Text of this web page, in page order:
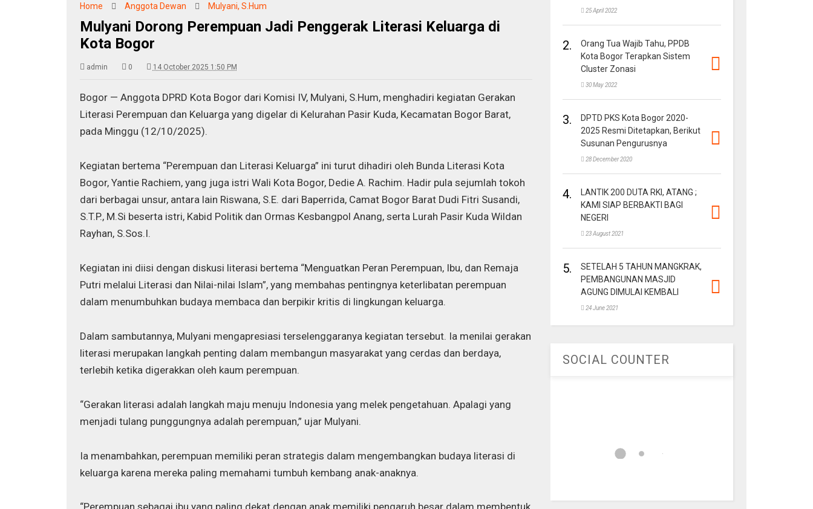
Home Anggota Dewan Mulyani, S.Hum
Mulyani Dorong Perempuan Jadi Penggerak Literasi Keluarga di
Kota Bogor
admin 0 14 October 2025 1:50 PM
Bogor — Anggota DPRD Kota Bogor dari Komisi IV, Mulyani, S.Hum, menghadiri kegiatan Gerakan
Literasi Perempuan dan Keluarga yang digelar di Kelurahan Pasir Kuda, Kecamatan Bogor Barat,
pada Minggu (12/10/2025).
Kegiatan bertema “Perempuan dan Literasi Keluarga” ini turut dihadiri oleh Bunda Literasi Kota
Bogor, Yantie Rachiem, yang juga istri Wali Kota Bogor, Dedie A. Rachim. Hadir pula sejumlah tokoh
dari berbagai unsur, antara lain Riswana, S.E. dari Baperrida, Camat Bogor Barat Dudi Fitri Susandi,
S.T.P., M.Si beserta istri, Kabid Politik dan Ormas Kesbangpol Anang, serta Lurah Pasir Kuda Wildan
Rayhan, S.Sos.I.
Kegiatan ini diisi dengan diskusi literasi bertema “Menguatkan Peran Perempuan, Ibu, dan Remaja
Putri melalui Literasi dan Nilai-nilai Islam”, yang membahas pentingnya keterlibatan perempuan
dalam menumbuhkan budaya membaca dan berpikir kritis di lingkungan keluarga.
Dalam sambutannya, Mulyani mengapresiasi terselenggaranya kegiatan tersebut. Ia menilai gerakan
literasi merupakan langkah penting dalam membangun masyarakat yang cerdas dan berdaya,
terlebih ketika digerakkan oleh kaum perempuan.
“Gerakan literasi adalah langkah maju menuju Indonesia yang melek pengetahuan. Apalagi yang
menjadi tulang punggungnya adalah perempuan,” ujar Mulyani.
Ia menambahkan, perempuan memiliki peran strategis dalam mengembangkan budaya literasi di
keluarga karena mereka paling memahami tumbuh kembang anak-anaknya.
25 April 2022
2.
Orang Tua Wajib Tahu, PPDB
Kota Bogor Terapkan Sistem
Cluster Zonasi
30 May 2022
3.
DPTD PKS Kota Bogor 2020-
2025 Resmi Ditetapkan, Berikut
Susunan Pengurusnya
28 December 2020
4.
LANTIK 200 DUTA RKI, ATANG ;
KAMI SIAP BERBAKTI BAGI
NEGERI
23 August 2021
5.
SETELAH 5 TAHUN MANGKRAK,
PEMBANGUNAN MASJID
AGUNG DIMULAI KEMBALI
24 June 2021
SOCIAL COUNTER